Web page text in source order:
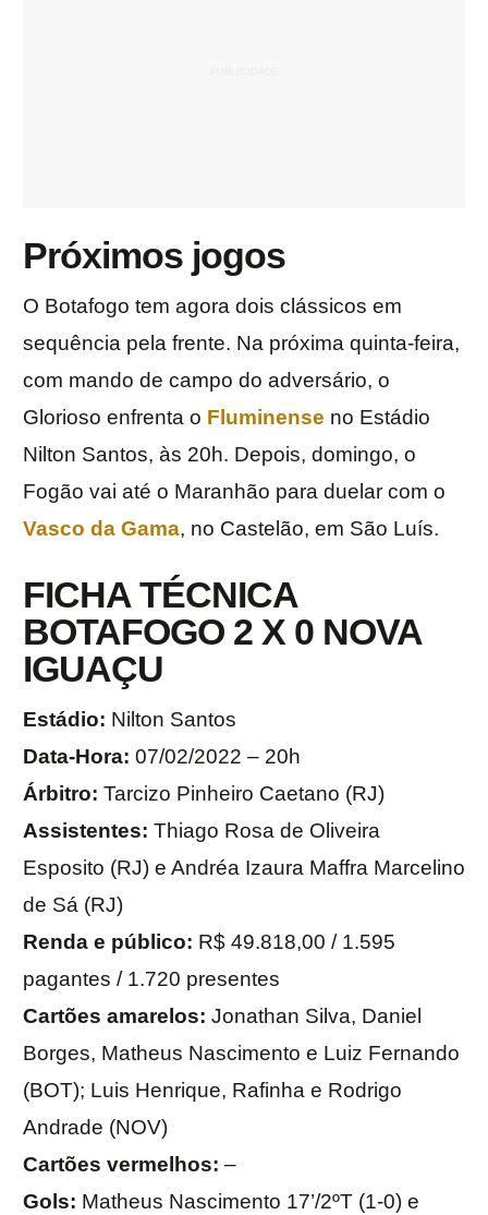
Próximos jogos
O Botafogo tem agora dois clássicos em
sequência pela frente. Na próxima quinta-feira,
com mando de campo do adversário, o
Glorioso enfrenta o Fluminense no Estádio
Nilton Santos, às 20h. Depois, domingo, o
Fogão vai até o Maranhão para duelar com o
Vasco da Gama, no Castelão, em São Luís.
FICHA TÉCNICA
BOTAFOGO 2 X 0 NOVA
IGUAÇU
Estádio: Nilton Santos
Data-Hora: 07/02/2022 – 20h
Árbitro: Tarcizo Pinheiro Caetano (RJ)
Assistentes: Thiago Rosa de Oliveira
Esposito (RJ) e Andréa Izaura Maffra Marcelino
de Sá (RJ)
Renda e público: R$ 49.818,00 / 1.595
pagantes / 1.720 presentes
Cartões amarelos: Jonathan Silva, Daniel
Borges, Matheus Nascimento e Luiz Fernando
(BOT); Luis Henrique, Rafinha e Rodrigo
Andrade (NOV)
Cartões vermelhos: –
Gols: Matheus Nascimento 17’/2ºT (1-0) e